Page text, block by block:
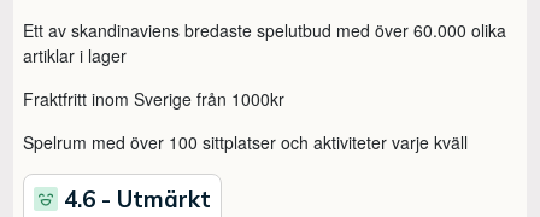
Ett av skandinaviens bredaste spelutbud med över 60.000 olika
artiklar i lager
Fraktfritt inom Sverige från 1000kr
Spelrum med över 100 sittplatser och aktiviteter varje kväll